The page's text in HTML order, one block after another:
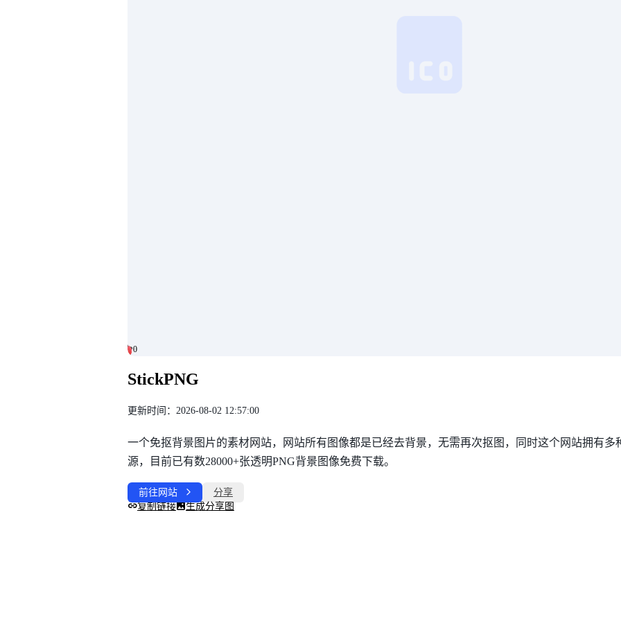
0
0
StickPNG
更新时间：2026-08-02 12:57:00
一个免抠背景图片的素材网站，网站所有图像都是已经去背景，无需再次抠图，同时这个网站拥有多
源，目前已有数28000+张透明PNG背景图像免费下载。
前往网站
分享
复制链接
生成分享图